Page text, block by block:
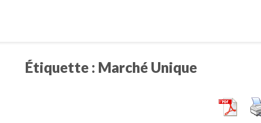
Étiquette : Marché Unique